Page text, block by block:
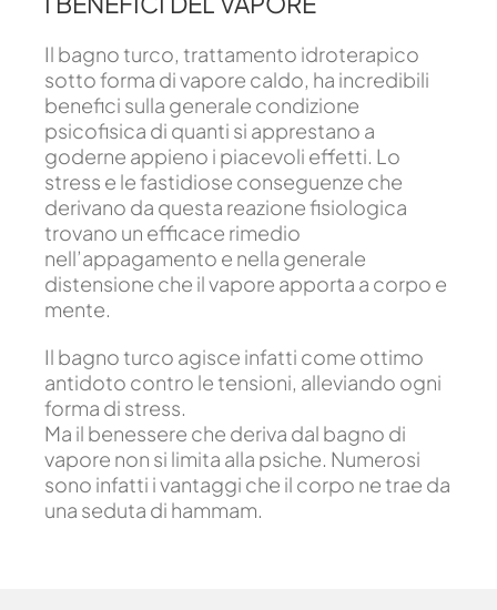
Il bagno turco, trattamento idroterapico
sotto forma di vapore caldo, ha incredibili
benefici sulla generale condizione
psicofisica di quanti si apprestano a
goderne appieno i piacevoli effetti. Lo
stress e le fastidiose conseguenze che
derivano da questa reazione fisiologica
trovano un efficace rimedio
nell’appagamento e nella generale
distensione che il vapore apporta a corpo e
mente.
Il bagno turco agisce infatti come ottimo
antidoto contro le tensioni, alleviando ogni
forma di stress.
Ma il benessere che deriva dal bagno di
vapore non si limita alla psiche. Numerosi
sono infatti i vantaggi che il corpo ne trae da
una seduta di hammam.